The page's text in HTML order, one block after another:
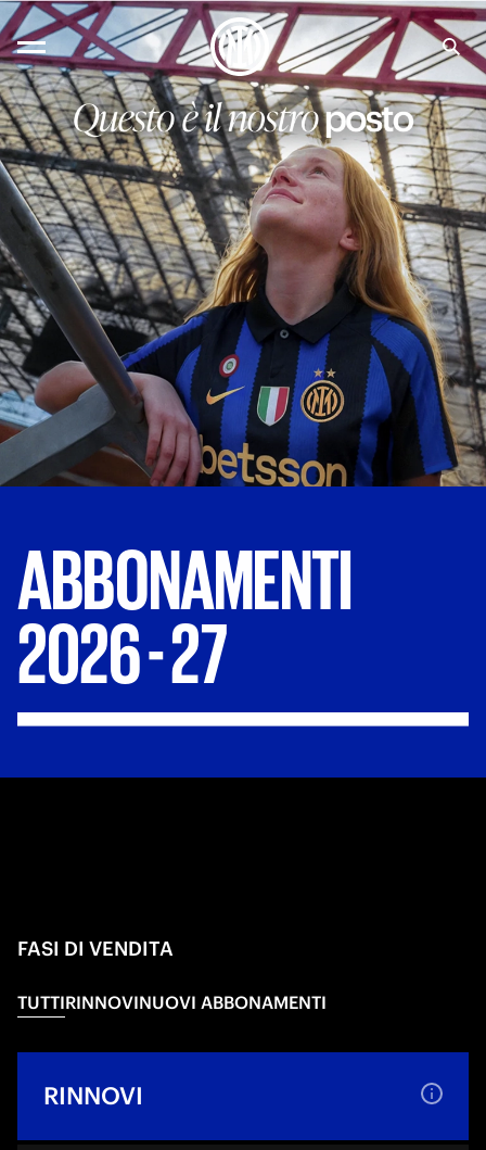
ABBONAMENTI
2026-27
FASI DI VENDITA
TUTTIRINNOVINUOVI ABBONAMENTI
RINNOVI